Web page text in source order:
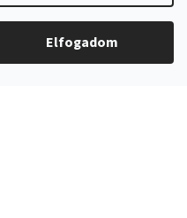
Elfogadom